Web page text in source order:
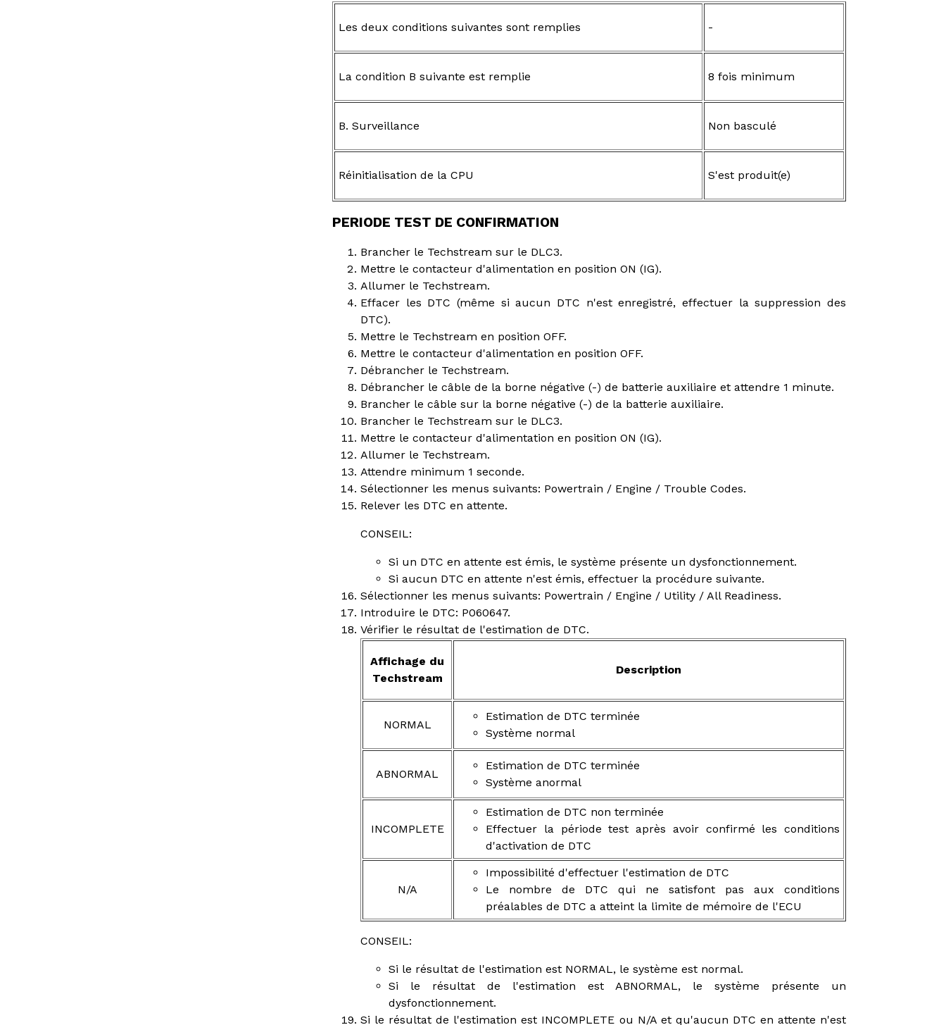
Les deux conditions suivantes sont remplies -
La condition B suivante est remplie 8 fois minimum
B. Surveillance Non basculé
Réinitialisation de la CPU S'est produit(e)
PERIODE TEST DE CONFIRMATION
Brancher le Techstream sur le DLC3.
Mettre le contacteur d'alimentation en position ON (IG).
Allumer le Techstream.
Effacer les DTC (même si aucun DTC n'est enregistré, effectuer la suppression des
DTC).
Mettre le Techstream en position OFF.
Mettre le contacteur d'alimentation en position OFF.
Débrancher le Techstream.
Débrancher le câble de la borne négative (-) de batterie auxiliaire et attendre 1 minute.
Brancher le câble sur la borne négative (-) de la batterie auxiliaire.
Brancher le Techstream sur le DLC3.
Mettre le contacteur d'alimentation en position ON (IG).
Allumer le Techstream.
Attendre minimum 1 seconde.
Sélectionner les menus suivants: Powertrain / Engine / Trouble Codes.
Relever les DTC en attente.
CONSEIL:
Si un DTC en attente est émis, le système présente un dysfonctionnement.
Si aucun DTC en attente n'est émis, effectuer la procédure suivante.
Sélectionner les menus suivants: Powertrain / Engine / Utility / All Readiness.
Introduire le DTC: P060647.
Vérifier le résultat de l'estimation de DTC.
Affichage du
Techstream
Description
NORMAL
Estimation de DTC terminée
Système normal
ABNORMAL
Estimation de DTC terminée
Système anormal
INCOMPLETE
Estimation de DTC non terminée
Effectuer la période test après avoir confirmé les conditions
d'activation de DTC
N/A
Impossibilité d'effectuer l'estimation de DTC
Le nombre de DTC qui ne satisfont pas aux conditions
préalables de DTC a atteint la limite de mémoire de l'ECU
CONSEIL:
Si le résultat de l'estimation est NORMAL, le système est normal.
Si le résultat de l'estimation est ABNORMAL, le système présente un
dysfonctionnement.
Si le résultat de l'estimation est INCOMPLETE ou N/A et qu'aucun DTC en attente n'est